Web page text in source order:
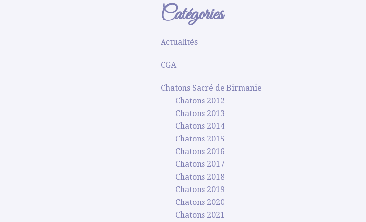
Catégories
Actualités
CGA
Chatons Sacré de Birmanie
Chatons 2012
Chatons 2013
Chatons 2014
Chatons 2015
Chatons 2016
Chatons 2017
Chatons 2018
Chatons 2019
Chatons 2020
Chatons 2021